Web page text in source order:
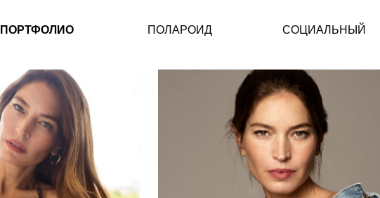
ПОРТФОЛИО ПОЛАРОИД СОЦИАЛЬНЫЙ